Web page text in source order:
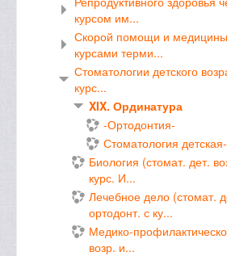
курсом им...
Скорой помощи и
курсами терми...
Стоматологии детского
курс...
XIX. Ординатура
-Ортодонтия-
Стоматология детская-
Биология (стомат. дет.
курс. И...
Лечебное дело (стомат.
ортодонт. с ку...
Медико-
возр. и...